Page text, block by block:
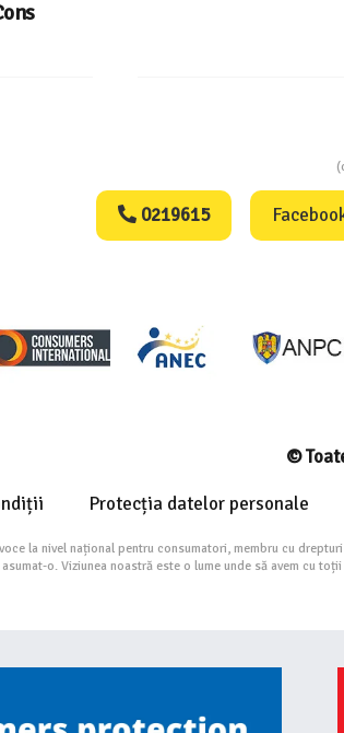
0219615
©
Protecția datelor personale
la nivel național pentru consumatori, membru cu
asumat-o. Viziunea noastră este o lume unde să avem cu